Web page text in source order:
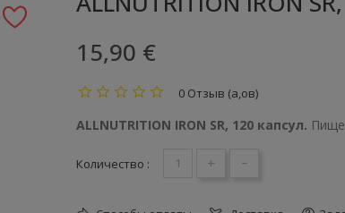
15,90 €
0 Отзыв (а,ов)
ALLNUTRITION IRON SR, 120 капсул.
Количество : + -